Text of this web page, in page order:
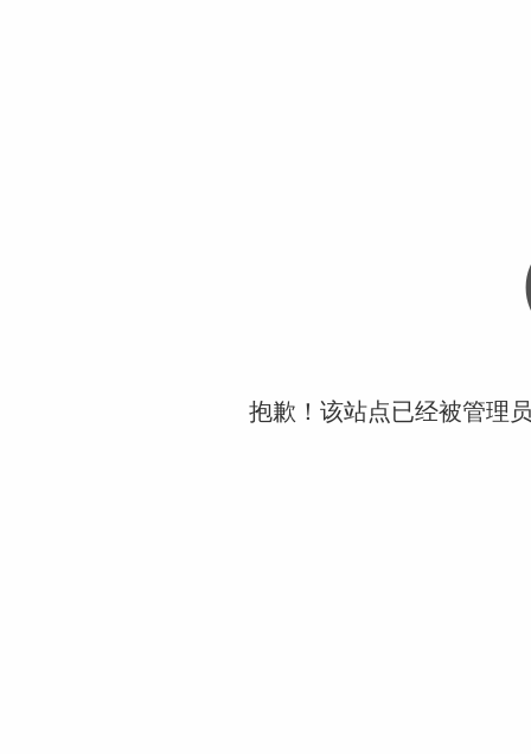
抱歉！该站点已经被管理